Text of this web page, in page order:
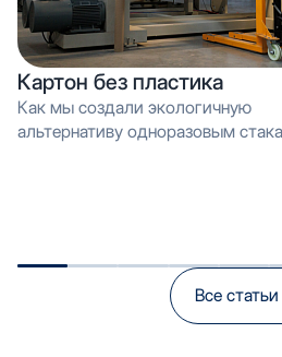
Картон без пластика
Как мы создали экологичную
альтернативу одноразовым стаканам,
Все статьи